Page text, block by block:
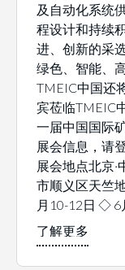
及自动化系统
程设计和持续
进、创新的采
绿色、智能、
TMEIC中国还
宾莅临TMEIC
一届中国国际
展会信息，请
展会地点北京
市顺义区天竺
月10-12日 ◇ 6